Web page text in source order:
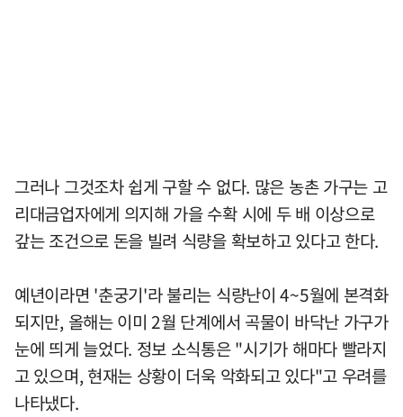
그러나 그것조차 쉽게 구할 수 없다. 많은 농촌 가구는 고
리대금업자에게 의지해 가을 수확 시에 두 배 이상으로
갚는 조건으로 돈을 빌려 식량을 확보하고 있다고 한다.
예년이라면 '춘궁기'라 불리는 식량난이 4~5월에 본격화
되지만, 올해는 이미 2월 단계에서 곡물이 바닥난 가구가
눈에 띄게 늘었다. 정보 소식통은 "시기가 해마다 빨라지
고 있으며, 현재는 상황이 더욱 악화되고 있다"고 우려를
나타냈다.